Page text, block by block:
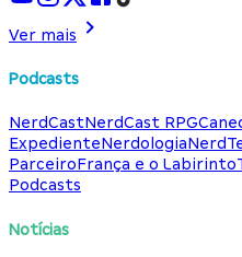
Ver mais
Podcasts
NerdCastNerdCast RPG
ExpedienteNerdologia
ParceiroFrança e o Labirinto
Podcasts
Notícias